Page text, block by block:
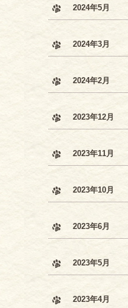
2024年5月
2024年3月
2024年2月
2023年12月
2023年11月
2023年10月
2023年6月
2023年5月
2023年4月